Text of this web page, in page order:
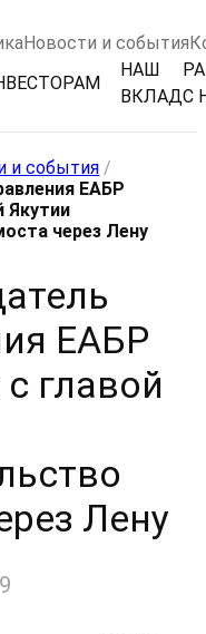
Новости и события
НАШ
ВКЛАДС
и события /
ЕАБР
Якутии
через Лену
ЕАБР
главой
Лену